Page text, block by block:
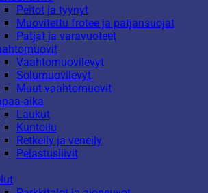
Peitot ja tyynyt
Muovitettu frotee ja patjansuojat
Patjat ja varavuoteet
Vaahtomuovilevyt
Solumuovilevyt
Muut vaahtomuovit
aika
Laukut
Kuntoilu
Retkeily ja veneily
Pelastusliivit